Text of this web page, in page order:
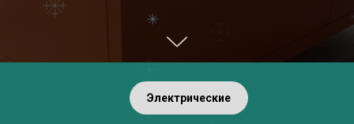
Электрические